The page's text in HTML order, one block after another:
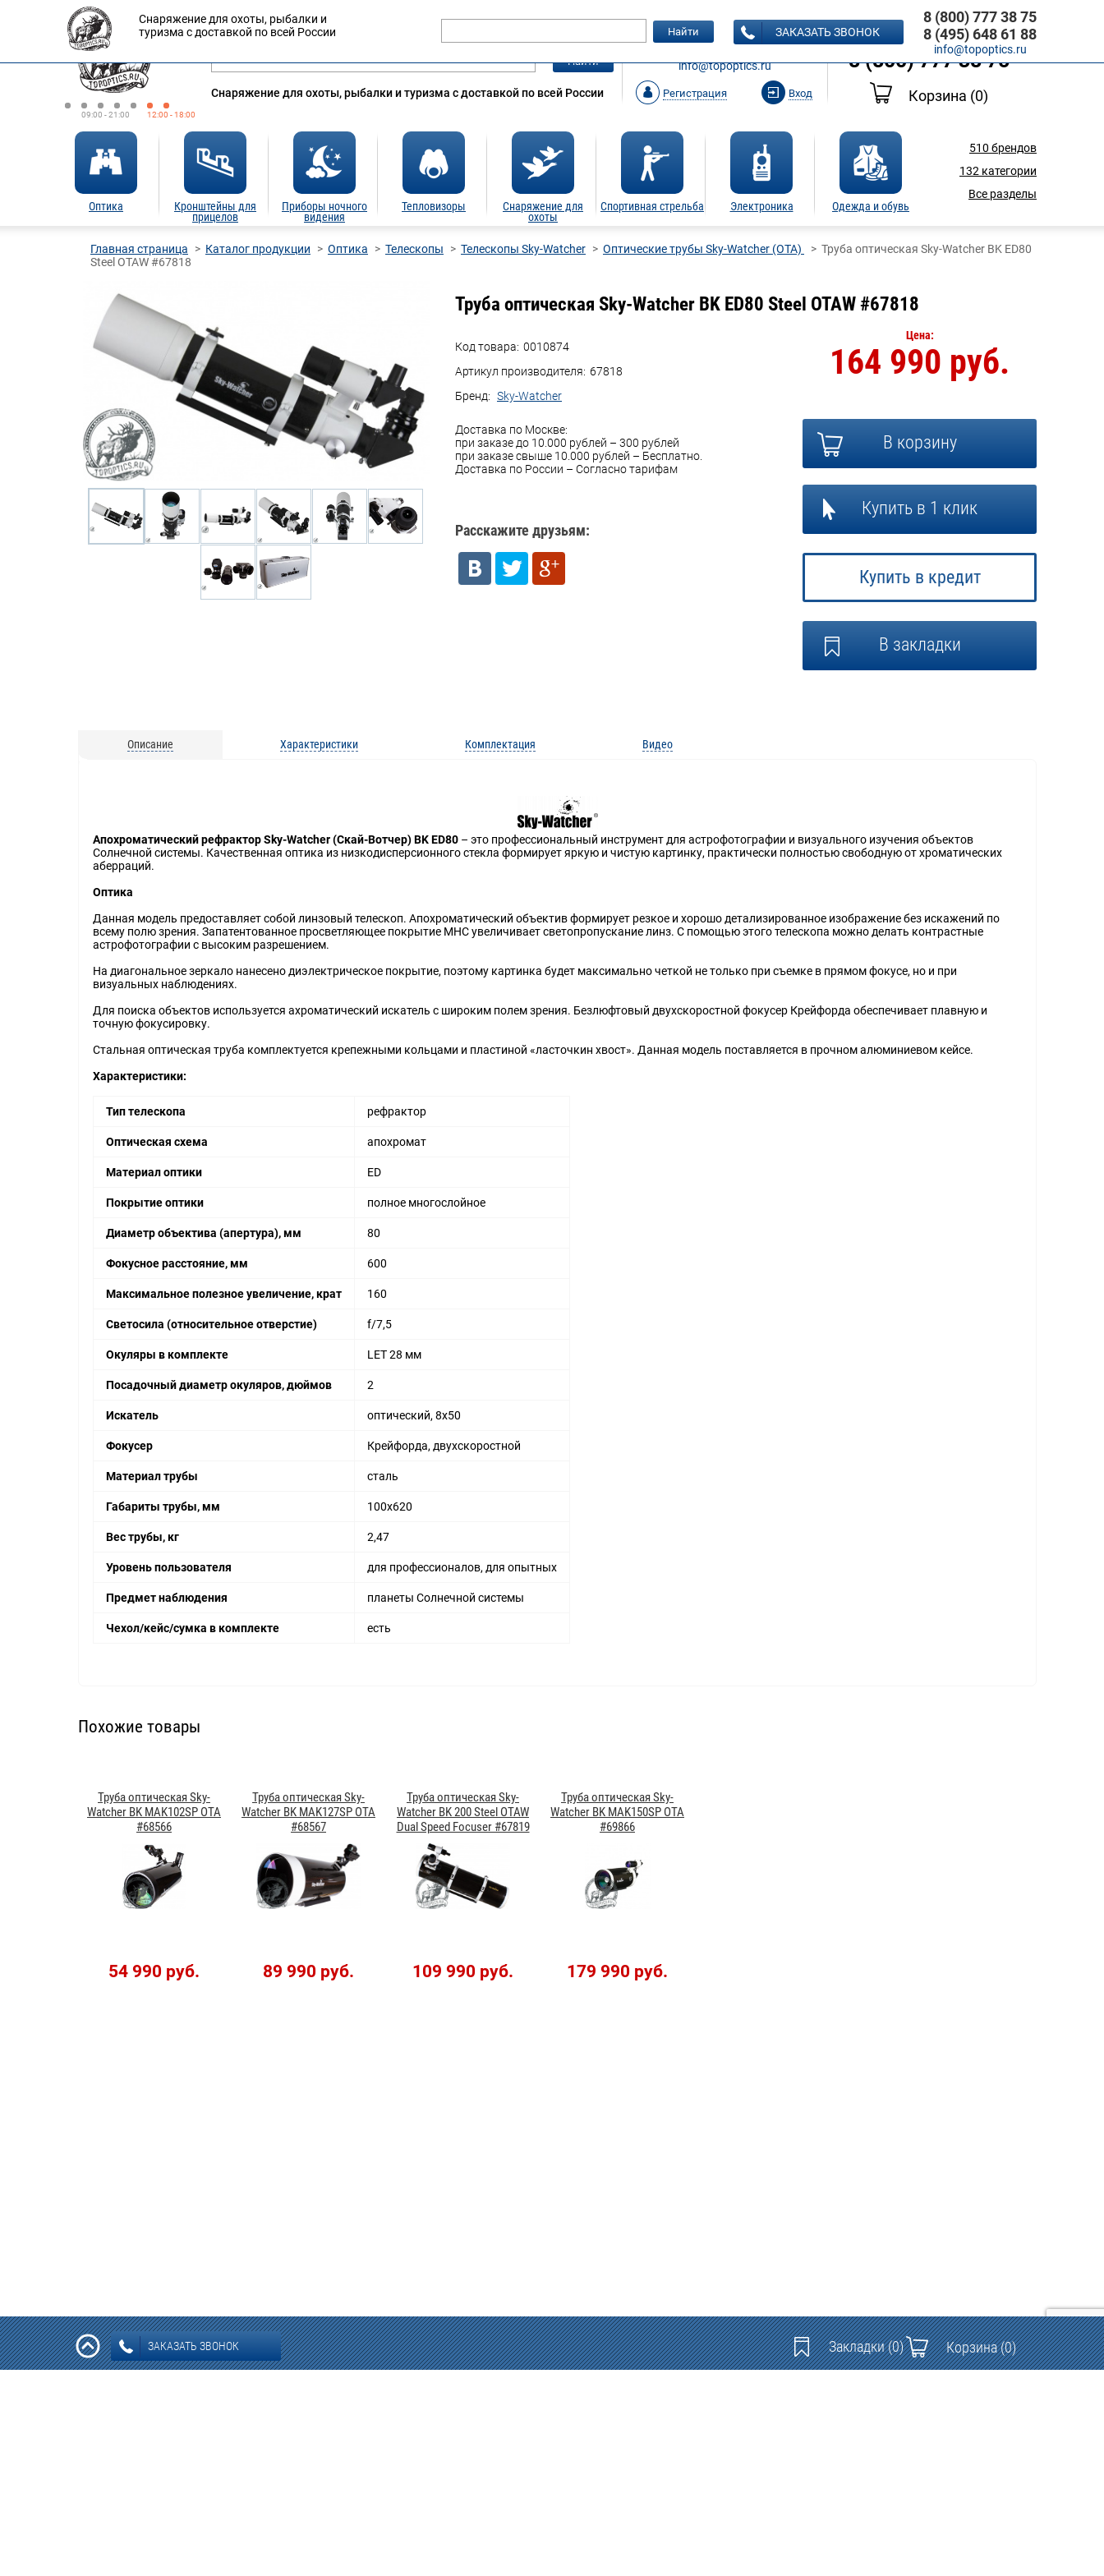
09:00 - 21:00 12:00 - 18:00
Оплата Доставка
Найти
Снаряжение для охоты, рыбалки и туризма с доставкой по всей России
ЗАКАЗАТЬ ЗВОНОК
info@topoptics.ru
Регистрация Вход
8 (495) 648 61 88
8 (800) 777 38 75
Корзина (0)
Оптика
Кронштейны для
прицелов
Приборы ночного
видения
Тепловизоры
Снаряжение для
охоты
Спортивная стрельба Электроника Одежда и обувь
510 брендов
132 категории
Все разделы
Снаряжение для охоты, рыбалки и
туризма с доставкой по всей России
Найти ЗАКАЗАТЬ ЗВОНОК
8 (800) 777 38 75
8 (495) 648 61 88
info@topoptics.ru
Главная страница Каталог продукции Оптика Телескопы Телескопы Sky-Watcher Оптические трубы Sky-Watcher (OTA)
Труба оптическая Sky-Watcher BK ED80
Steel OTAW #67818
Труба оптическая Sky-Watcher BK ED80 Steel OTAW #67818
Код товара: 0010874
Артикул производителя: 67818
Бренд: Sky-Watcher
Доставка по Москве:
при заказе до 10.000 рублей – 300 рублей
при заказе свыше 10.000 рублей – Бесплатно.
Доставка по России – Согласно тарифам
Расскажите друзьям:
Цена:
164 990 руб.
В корзину
Купить в 1 клик
Купить в кредит
В закладки
Описание Характеристики Комплектация Видео
Апохроматический рефрактор Sky-Watcher (Скай-Вотчер) BK ED80 – это профессиональный инструмент для астрофотографии и визуального изучения объектов
Солнечной системы. Качественная оптика из низкодисперсионного стекла формирует яркую и чистую картинку, практически полностью свободную от хроматических
аберраций.
Оптика
Данная модель предоставляет собой линзовый телескоп. Апохроматический объектив формирует резкое и хорошо детализированное изображение без искажений по
всему полю зрения. Запатентованное просветляющее покрытие MHC увеличивает светопропускание линз. С помощью этого телескопа можно делать контрастные
астрофотографии с высоким разрешением.
На диагональное зеркало нанесено диэлектрическое покрытие, поэтому картинка будет максимально четкой не только при съемке в прямом фокусе, но и при
визуальных наблюдениях.
Для поиска объектов используется ахроматический искатель с широким полем зрения. Безлюфтовый двухскоростной фокусер Крейфорда обеспечивает плавную и
точную фокусировку.
Стальная оптическая труба комплектуется крепежными кольцами и пластиной «ласточкин хвост». Данная модель поставляется в прочном алюминиевом кейсе.
Характеристики:
Тип телескопа рефрактор
Оптическая схема апохромат
Материал оптики ED
Покрытие оптики полное многослойное
Диаметр объектива (апертура), мм 80
Фокусное расстояние, мм 600
Максимальное полезное увеличение, крат 160
Светосила (относительное отверстие) f/7,5
Окуляры в комплекте LET 28 мм
Посадочный диаметр окуляров, дюймов 2
Искатель оптический, 8x50
Фокусер Крейфорда, двухскоростной
Материал трубы сталь
Габариты трубы, мм 100x620
Вес трубы, кг 2,47
Уровень пользователя для профессионалов, для опытных
Предмет наблюдения планеты Солнечной системы
Чехол/кейс/сумка в комплекте есть
Похожие товары
Труба оптическая Sky-
Watcher BK MAK102SP OTA
#68566
54 990 руб.
Труба оптическая Sky-
Watcher BK MAK127SP OTA
#68567
89 990 руб.
Труба оптическая Sky-
Watcher BK 200 Steel OTAW
Dual Speed Focuser #67819
109 990 руб.
Труба оптическая Sky-
Watcher BK MAK150SP OTA
#69866
179 990 руб.
ЗАКАЗАТЬ ЗВОНОК Закладки(0) Корзина(0)